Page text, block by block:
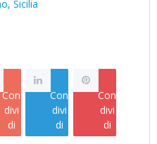
Sicilia
Con
divi
di
Con
divi
di
Con
divi
di